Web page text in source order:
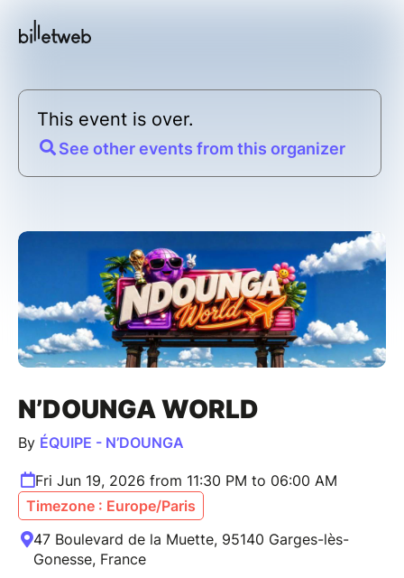
This event is over.
See other events from this organizer
N’DOUNGA WORLD
By ÉQUIPE - N’DOUNGA
Fri Jun 19, 2026 from 11:30 PM to 06:00 AM
Timezone : Europe/Paris
47 Boulevard de la Muette, 95140 Garges-lès-
Gonesse, France